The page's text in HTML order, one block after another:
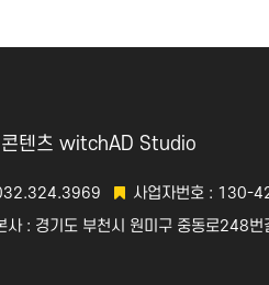
콘텐츠 witchAD Studio
사업자번호 : 130-
사 : 경기도 부천시 원미구 중동로248